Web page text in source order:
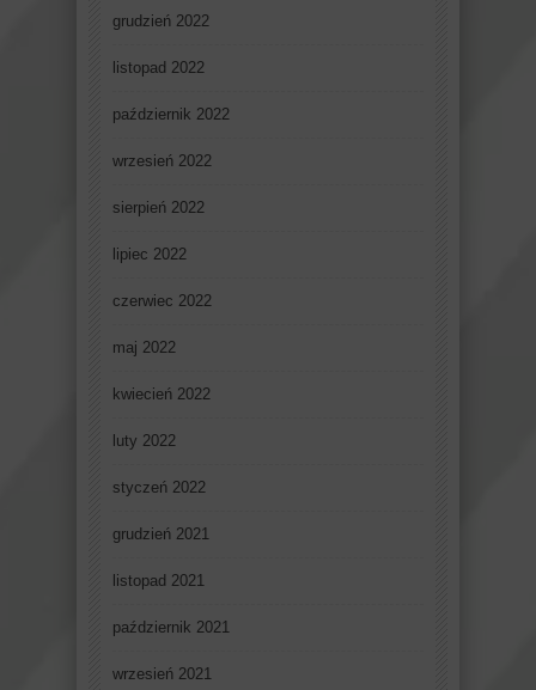
grudzień 2022
listopad 2022
październik 2022
wrzesień 2022
sierpień 2022
lipiec 2022
czerwiec 2022
maj 2022
kwiecień 2022
luty 2022
styczeń 2022
grudzień 2021
listopad 2021
październik 2021
wrzesień 2021